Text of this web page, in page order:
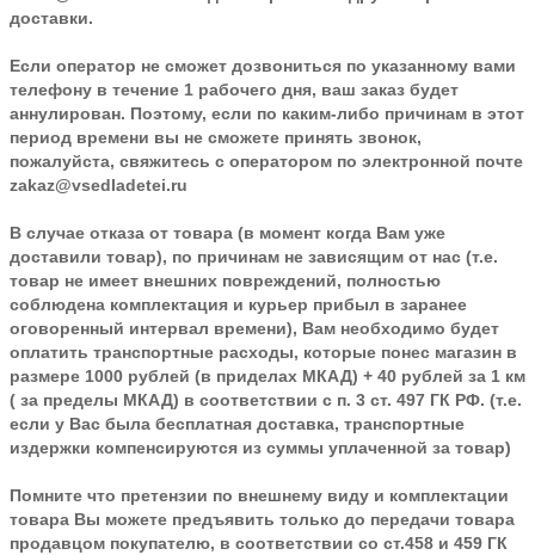
доставки.
Если оператор не сможет дозвониться по указанному вами
телефону в течение 1 рабочего дня, ваш заказ будет
аннулирован. Поэтому, если по каким-либо причинам в этот
период времени вы не сможете принять звонок,
пожалуйста, свяжитесь с оператором по электронной почте
zakaz@vsedladetei.ru
В случае отказа от товара (в момент когда Вам уже
доставили товар), по причинам не зависящим от нас (т.е.
товар не имеет внешних повреждений, полностью
соблюдена комплектация и курьер прибыл в заранее
оговоренный интервал времени), Вам необходимо будет
оплатить транспортные расходы, которые понес магазин в
размере 1000 рублей (в приделах МКАД) + 40 рублей за 1 км
( за пределы МКАД) в соответствии с п. 3 ст. 497 ГК РФ. (т.е.
если у Вас была бесплатная доставка, транспортные
издержки компенсируются из суммы уплаченной за товар)
Помните что претензии по внешнему виду и комплектации
товара Вы можете предъявить только до передачи товара
продавцом покупателю, в соответствии со ст.458 и 459 ГК